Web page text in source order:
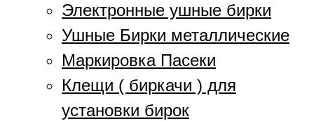
Электронные ушные бирки
Ушные Бирки металлические
Маркировка Пасеки
Клещи ( биркачи ) для
установки бирок